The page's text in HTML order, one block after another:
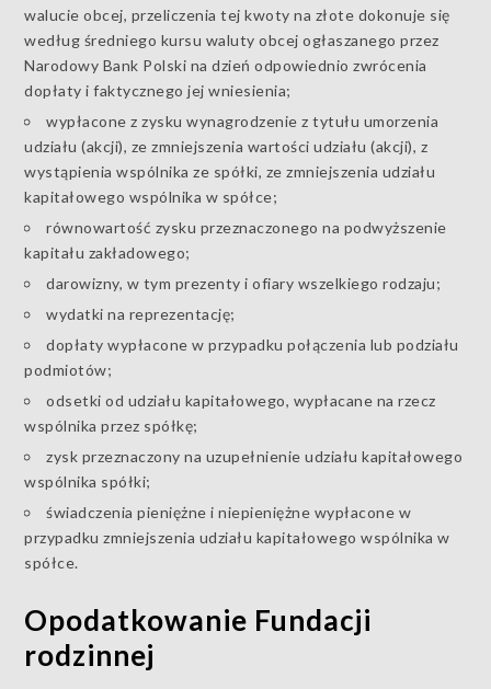
walucie obcej, przeliczenia tej kwoty na złote dokonuje się
według średniego kursu waluty obcej ogłaszanego przez
Narodowy Bank Polski na dzień odpowiednio zwrócenia
dopłaty i faktycznego jej wniesienia;
wypłacone z zysku wynagrodzenie z tytułu umorzenia
udziału (akcji), ze zmniejszenia wartości udziału (akcji), z
wystąpienia wspólnika ze spółki, ze zmniejszenia udziału
kapitałowego wspólnika w spółce;
równowartość zysku przeznaczonego na podwyższenie
kapitału zakładowego;
darowizny, w tym prezenty i ofiary wszelkiego rodzaju;
wydatki na reprezentację;
dopłaty wypłacone w przypadku połączenia lub podziału
podmiotów;
odsetki od udziału kapitałowego, wypłacane na rzecz
wspólnika przez spółkę;
zysk przeznaczony na uzupełnienie udziału kapitałowego
wspólnika spółki;
świadczenia pieniężne i niepieniężne wypłacone w
przypadku zmniejszenia udziału kapitałowego wspólnika w
spółce.
Opodatkowanie Fundacji
rodzinnej